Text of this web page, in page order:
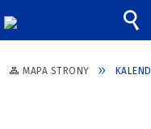
MAPA STRONY